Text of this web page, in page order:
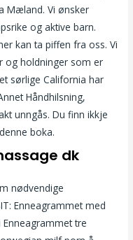
Mæland. Vi ønsker
og aktive barn.
kan ta piffen fra oss. Vi
og holdninger som er
sørlige California har
Håndhilsning,
unngås. Du finn ikkje
boka.
dk
nødvendige
Enneagrammet med
tre